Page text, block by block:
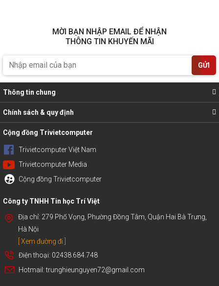
MỜI BẠN NHẬP EMAIL ĐỂ NHẬN
THÔNG TIN KHUYẾN MÃI
GỬI
Thông tin chung
Chính sách & quy định
Cộng đồng Trivietcomputer
Trivietcomputer Việt Nam
Trivietcomputer Media
Cộng đồng Trivietcomputer
Công ty TNHH Tin học Trí Việt
Địa chỉ: 279 Phố Vọng, Phường Đồng Tâm, Quận Hai Bà Trưng,
Hà Nội
[ Xem đường đi ]
Điện thoại: 02438.684.748
Hotmail: trunghieunguyen72@gmail.com